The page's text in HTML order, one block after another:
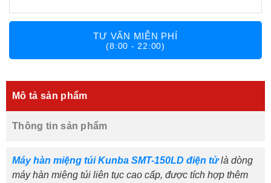
TƯ VẤN MIỄN PHÍ
(8:00 - 22:00)
Mô tả sản phẩm
Thông tin sản phẩm
Máy hàn miệng túi Kunba SMT-150LD điện tửlà dòng
máy hàn miệng túi liên tục cao cấp, được tích hợp thêm